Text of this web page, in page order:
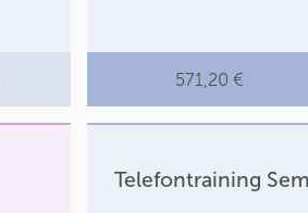
571,20 €
Telefontraining